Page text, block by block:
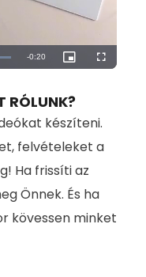
Remaining
-0:20
Picture-
in-
Fullscreen
RÓLUNK?
készíteni.
felvételeket a
Ha frissíti az
Önnek. És ha
kövessen minket